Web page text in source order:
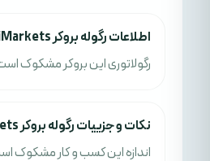
اطلاعات رگوله بروکر MahiMarkets
رگولاتوری این بروکر مشکوک
نکات و جزييات رگوله بروکر MahiMarkets
اندازه این کسب و کار مشکوک